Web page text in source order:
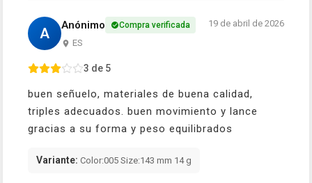
A Anónimo Compra verificada
ES
19 de abril de 2026
3 de 5
buen señuelo, materiales de buena calidad,
triples adecuados. buen movimiento y lance
gracias a su forma y peso equilibrados
Variante: Color:005 Size:143 mm 14 g